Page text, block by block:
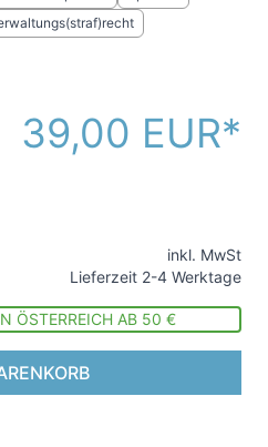
39,00 EUR
inkl. MwSt
Lieferzeit 2-4 Werktage
ÖSTERREICH AB 50 €